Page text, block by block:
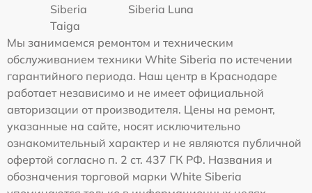
Siberia
Taiga
Siberia Luna
Мы занимаемся ремонтом и техническим
обслуживанием техники White Siberia по истечении
гарантийного периода. Наш центр в Краснодаре
работает независимо и не имеет официальной
авторизации от производителя. Цены на ремонт,
указанные на сайте, носят исключительно
ознакомительный характер и не являются публичной
офертой согласно п. 2 ст. 437 ГК РФ. Названия и
обозначения торговой марки White Siberia